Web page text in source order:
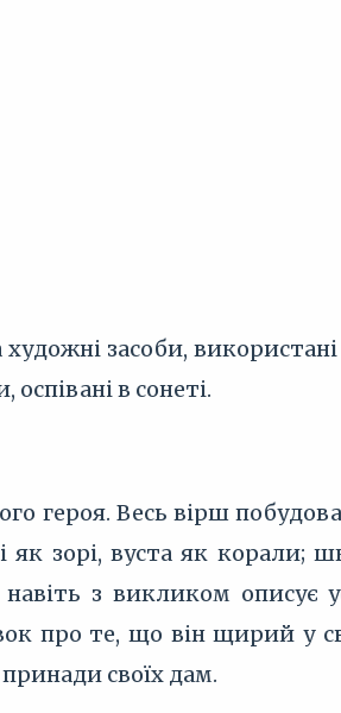
засоби, використані
в сонеті.
героя. Весь вірш
зорі, вуста як корали;
з викликом описує
про те, що він щирий у
своїх дам.